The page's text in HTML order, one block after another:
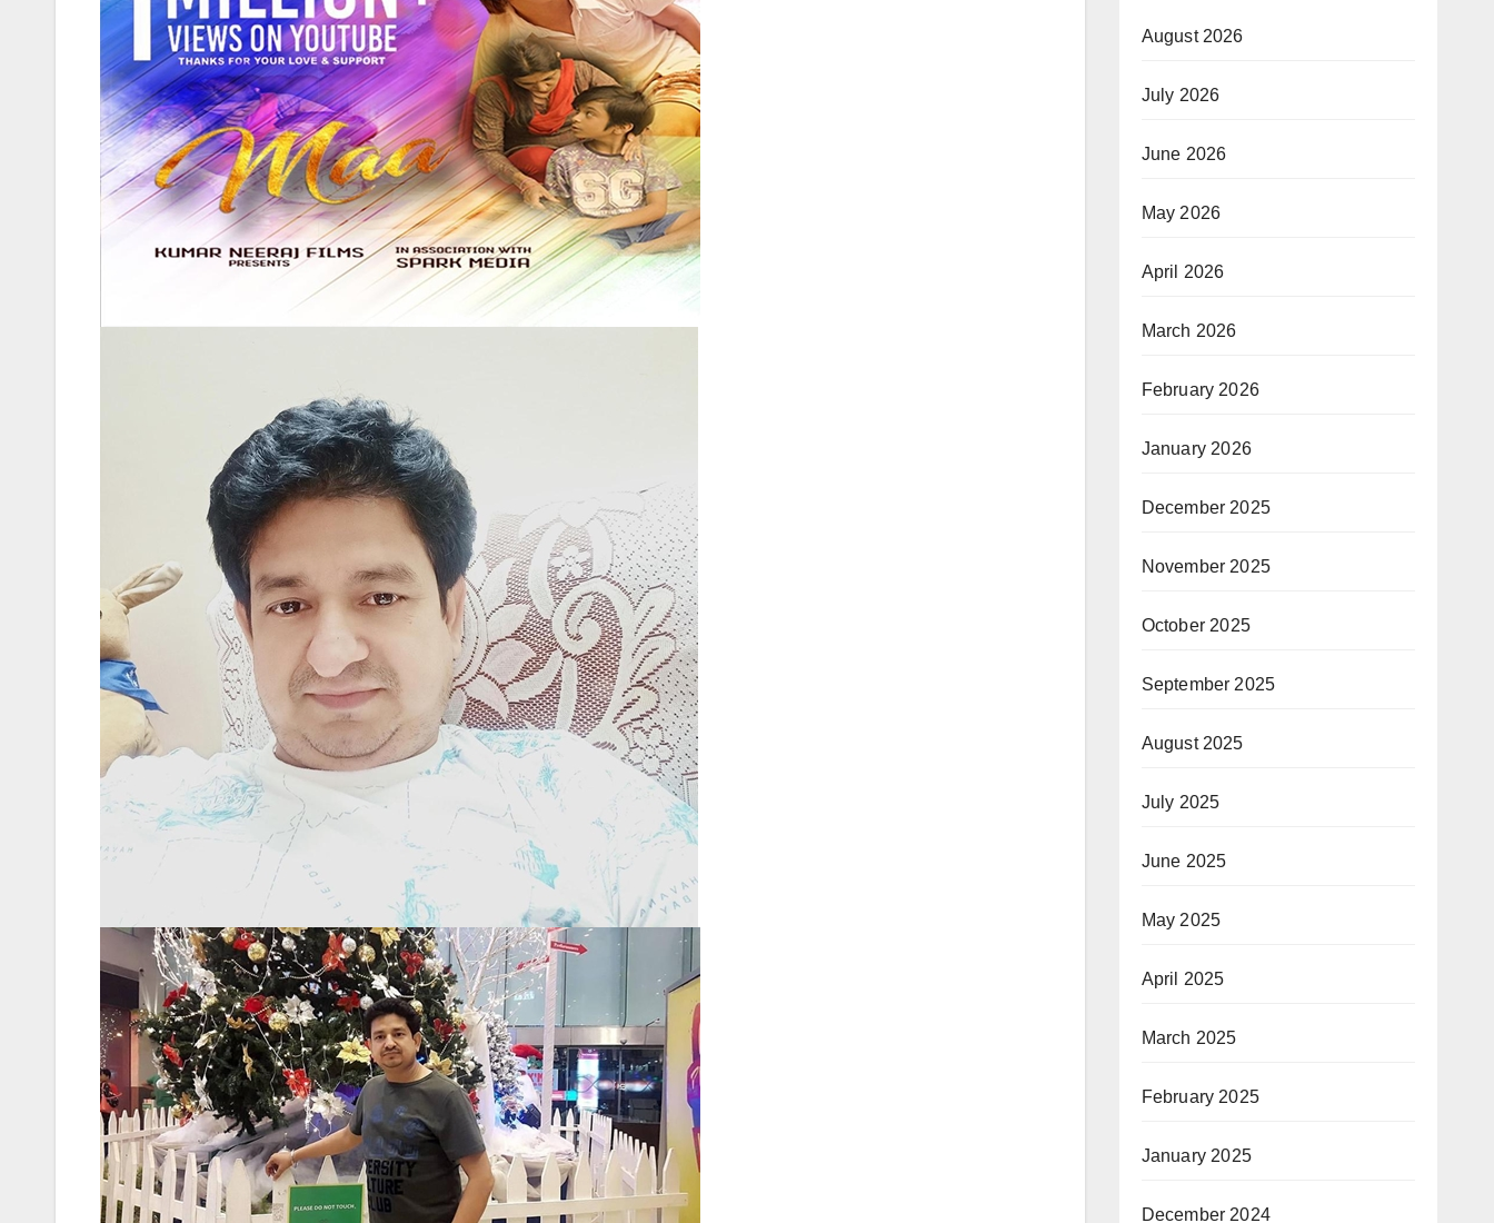
August 2026
July 2026
June 2026
May 2026
April 2026
March 2026
February 2026
January 2026
December 2025
November 2025
October 2025
September 2025
August 2025
July 2025
June 2025
May 2025
April 2025
March 2025
February 2025
January 2025
December 2024